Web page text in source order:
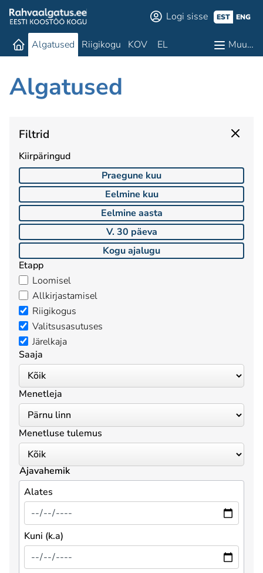
Logi sisse EST ENG
Algatused Riigikogu KOV EL Muu…
Algatused
Filtrid
Kiirpäringud
Praegune kuu
Eelmine kuu
Eelmine aasta
V. 30 päeva
Kogu ajalugu
Etapp
Loomisel
Allkirjastamisel
Riigikogus
Valitsusasutuses
Järelkaja
Saaja
Menetleja
Menetluse tulemus
Ajavahemik
Alates
Kuni (k.a)